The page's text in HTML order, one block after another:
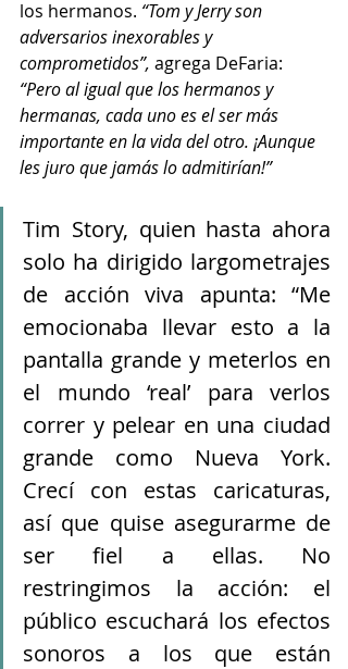
los hermanos. “Tom y Jerry son
adversarios inexorables y
comprometidos”, agrega DeFaria:
“Pero al igual que los hermanos y
hermanas, cada uno es el ser más
importante en la vida del otro. ¡Aunque
les juro que jamás lo admitirían!”
Tim Story, quien hasta ahora
solo ha dirigido largometrajes
de acción viva apunta: “Me
emocionaba llevar esto a la
pantalla grande y meterlos en
el mundo ‘real’ para verlos
correr y pelear en una ciudad
grande como Nueva York.
Crecí con estas caricaturas,
así que quise asegurarme de
ser fiel a ellas. No
restringimos la acción: el
público escuchará los efectos
sonoros a los que están